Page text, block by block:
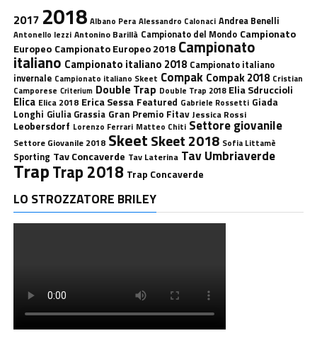
2017 2018 Albano Pera Alessandro Calonaci Andrea Benelli
Antonello Iezzi Antonino Barillà Campionato del Mondo Campionato
Europeo Campionato Europeo 2018 Campionato
italiano Campionato italiano 2018 Campionato italiano
invernale Campionato italiano Skeet Compak Compak 2018 Cristian
Camporese Criterium Double Trap Double Trap 2018 Elia Sdruccioli
Elica Elica 2018 Erica Sessa Featured Gabriele Rossetti Giada
Longhi Giulia Grassia Gran Premio Fitav Jessica Rossi
Leobersdorf Lorenzo Ferrari Matteo Chiti Settore giovanile
Settore Giovanile 2018 SkeetSkeet 2018 Sofia Littamè
Sporting Tav Concaverde Tav Laterina Tav Umbriaverde
TrapTrap 2018 Trap Concaverde
LO STROZZATORE BRILEY